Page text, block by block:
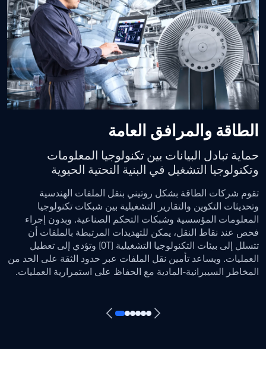
الطاقة والمرافق العامة
حماية تبادل البيانات بين تكنولوجيا المعلومات
وتكنولوجيا التشغيل في البنية التحتية الحيوية
تقوم شركات الطاقة بشكل روتيني بنقل الملفات الهندسية
وتحديثات التكوين والتقارير التشغيلية بين شبكات تكنولوجيا
المعلومات المؤسسية وشبكات التحكم الصناعية. وبدون إجراء
فحص عند نقاط النقل، يمكن للتهديدات المرتبطة بالملفات أن
تتسلل إلى بيئات التكنولوجيا التشغيلية (OT) وتؤدي إلى تعطيل
العمليات. ويساعد تأمين نقل الملفات عبر حدود الثقة على الحد من
المخاطر السيبرانية-المادية مع الحفاظ على استمرارية العمليات.